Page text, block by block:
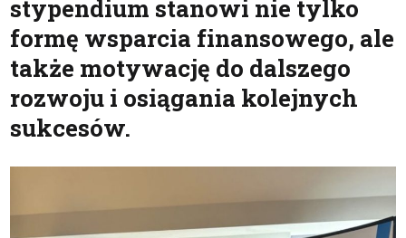
stypendium stanowi nie tylko
formę wsparcia finansowego, ale
także motywację do dalszego
rozwoju i osiągania kolejnych
sukcesów.